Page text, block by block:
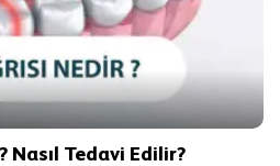
Nasıl Tedavi Edilir?